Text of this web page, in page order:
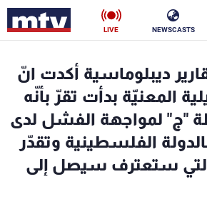
NEWSCASTS
LIVE
ديبلوماسية أكدت انّ
المعنيّة بدأت تقرّ بأنّه
"ج" لمواجهة الفشل لدى
الفلسطينية وتقدّر
ستعترف سيصل إلى
ناس
فن